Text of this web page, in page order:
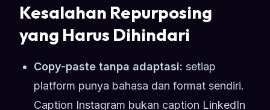
Kesalahan Repurposing
yang Harus Dihindari
Copy-paste tanpa adaptasi: setiap
platform punya bahasa dan format sendiri.
Caption Instagram bukan caption LinkedIn